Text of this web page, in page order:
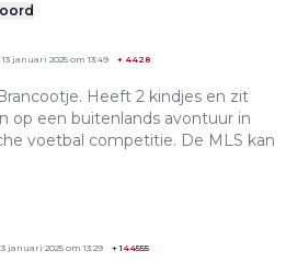
13 januari 2025 om 13:49 + 4428
Heeft 2 kindjes en zit
op een buitenlands avontuur in
voetbal competitie. De MLS kan
januari 2025 om 13:29 +144555